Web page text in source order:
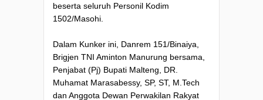
beserta seluruh Personil Kodim
1502/Masohi.
Dalam Kunker ini, Danrem 151/Binaiya,
Brigjen TNI Aminton Manurung bersama,
Penjabat (Pj) Bupati Malteng, DR.
Muhamat Marasabessy, SP, ST, M.Tech
dan Anggota Dewan Perwakilan Rakyat